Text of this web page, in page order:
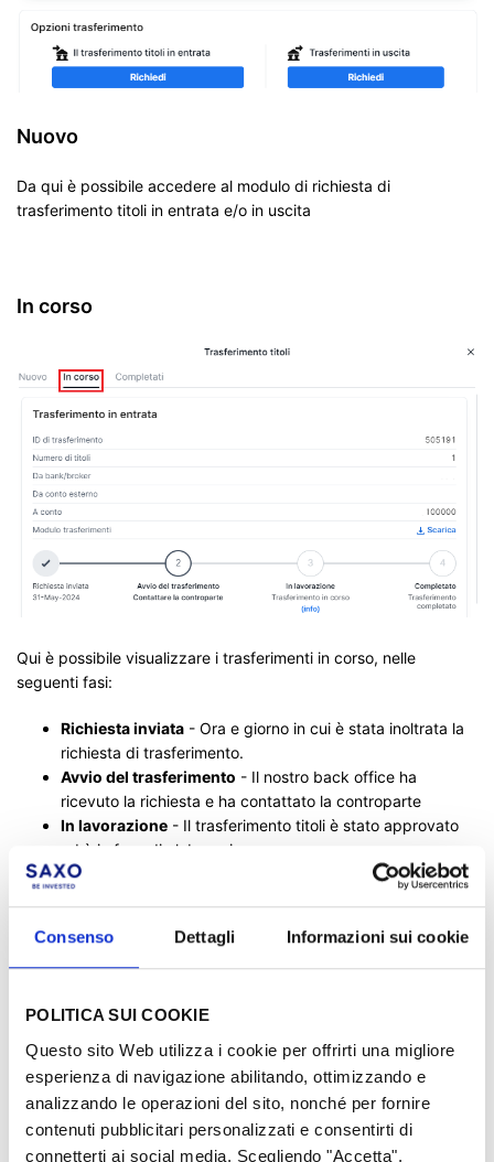
Consenso Dettagli Informazioni sui cookie
POLITICA SUI COOKIE
Questo sito Web utilizza i cookie per offrirti una migliore
esperienza di navigazione abilitando, ottimizzando e
analizzando le operazioni del sito, nonché per fornire
contenuti pubblicitari personalizzati e consentirti di
connetterti ai social media. Scegliendo "Accetta",
Nuovo
Da qui è possibile accedere al modulo di richiesta di
trasferimento titoli in entrata e/o in uscita
In corso
Qui è possibile visualizzare i trasferimenti in corso, nelle
seguenti fasi:
Richiesta inviata - Ora e giorno in cui è stata inoltrata la
richiesta di trasferimento.
Avvio del trasferimento - Il nostro back office ha
ricevuto la richiesta e ha contattato la controparte
In lavorazione - Il trasferimento titoli è stato approvato
ed è in fase di elaborazione.
Completati
Completati - Se c'è più di un trasferimento completato,
dovrete scorrere verso il basso per visualizzare gli altri
trasferimenti completati.
Trasferimenti annullati- In alcuni casi, un trasferimento
può essere annullato; per verificare le cause